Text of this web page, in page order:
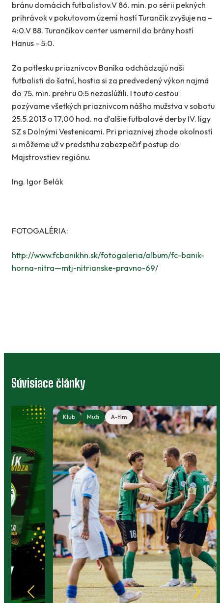
bránu domácich futbalistov.V 86. min. po sérii pekných
prihrávok v pokutovom území hostí Turančík zvyšuje na –
4:0.V 88. Turančíkov center usmernil do brány hostí
Hanus – 5:0.
Za potlesku priaznivcov Baníka odchádzajú naši
futbalisti do šatní, hostia si za predvedený výkon najmä
do 75. min. prehru 0:5 nezaslúžili. I touto cestou
pozývame všetkých priaznivcom nášho mužstva v sobotu
25.5.2013 o 17,00 hod. na ďalšie futbalové derby IV. ligy
SZ s Dolnými Vestenicami. Pri priaznivej zhode okolností
si môžeme už v predstihu zabezpečiť postup do
Majstrovstiev regiónu.
Ing. Igor Belák
FOTOGALÉRIA:
http://www.fcbanikhn.sk/fotogaleria/album/fc-banik-
horna-nitra—mtj-nitrianske-pravno-69/
Súvisiace články
Klub Muži A-tím